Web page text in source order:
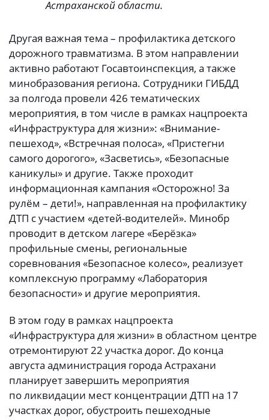
Астраханской области.
Другая важная тема – профилактика детского
дорожного травматизма. В этом направлении
активно работают Госавтоинспекция, а также
минобразования региона. Сотрудники ГИБДД
за полгода провели 426 тематических
мероприятия, в том числе в рамках нацпроекта
«Инфраструктура для жизни»: «Внимание-
пешеход», «Встречная полоса», «Пристегни
самого дорогого», «Засветись», «Безопасные
каникулы» и другие. Также проходит
информационная кампания «Осторожно! За
рулём – дети!», направленная на профилактику
ДТП с участием «детей-водителей». Минобр
проводит в детском лагере «Берёзка»
профильные смены, региональные
соревнования «Безопасное колесо», реализует
комплексную программу «Лаборатория
безопасности» и другие мероприятия.
В этом году в рамках нацпроекта
«Инфраструктура для жизни» в областном центре
отремонтируют 22 участка дорог. До конца
августа администрация города Астрахани
планирует завершить мероприятия
по ликвидации мест концентрации ДТП на 17
участках дорог, обустроить пешеходные